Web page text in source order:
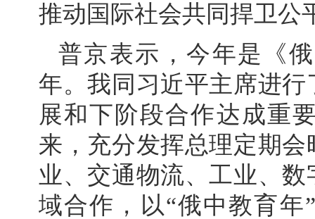
推动国际社会共同捍卫公
普京表示，今年是《
年。我同习近平主席进
展和下阶段合作达成重
来，充分发挥总理定期
业、交通物流、工业、
域合作，以“俄中教育